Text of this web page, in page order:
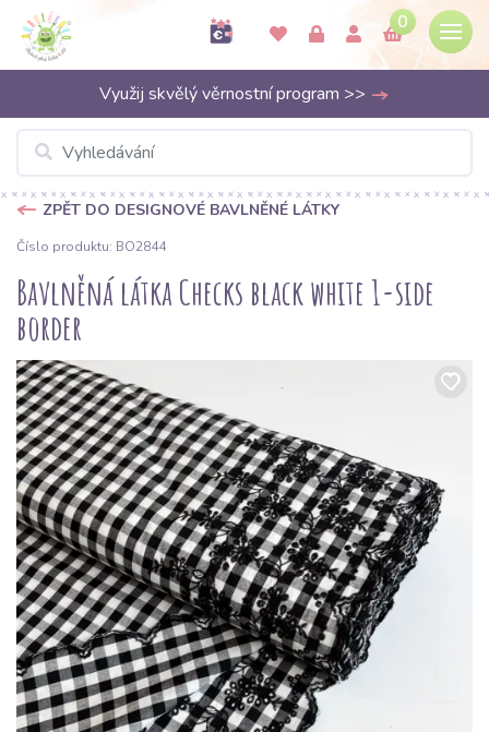
0
Využij skvělý věrnostní program >>
ZPĚT DO DESIGNOVÉ BAVLNĚNÉ LÁTKY
Číslo produktu: BO2844
Bavlněná látka Checks black white 1-side
border